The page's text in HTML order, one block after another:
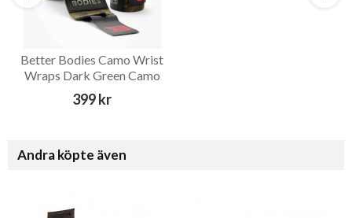
Better Bodies Camo Wrist
Wraps Dark Green Camo
676 – Reservdel
399 kr
Andra köpte även